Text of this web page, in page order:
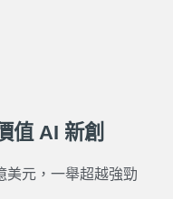
值 AI 新創
美元，一舉超越強勁